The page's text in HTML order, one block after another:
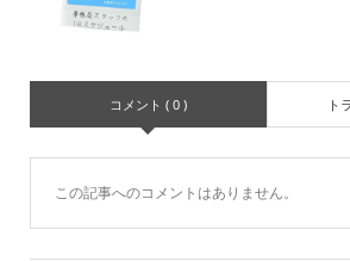
コメント ( 0 ) ト
この記事へのコメントはありません。